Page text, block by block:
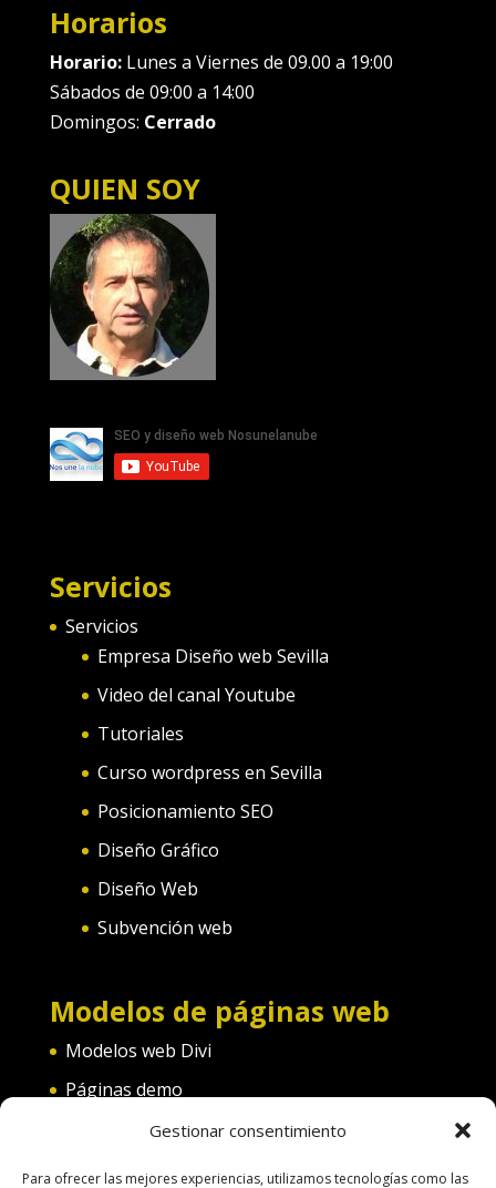
Gestionar consentimiento
Para ofrecer las mejores experiencias, utilizamos tecnologías como las
Horarios
Horario:Lunes a Viernes de 09.00 a 19:00
Sábados de 09:00 a 14:00
Domingos: Cerrado
QUIEN SOY
Servicios
Servicios
Empresa Diseño web Sevilla
Video del canal Youtube
Tutoriales
Curso wordpress en Sevilla
Posicionamiento SEO
Diseño Gráfico
Diseño Web
Subvención web
Modelos de páginas web
Modelos web Divi
Páginas demo
Web convento
Web diferentes categorías